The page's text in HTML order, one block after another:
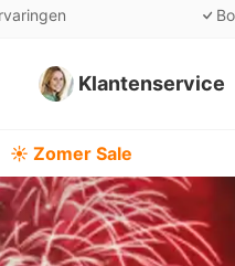
Klantenservice
☀️ Zomer Sale